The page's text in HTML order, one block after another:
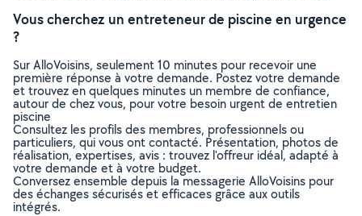
Vous cherchez un entreteneur de piscine en urgence
?
Sur AlloVoisins, seulement 10 minutes pour recevoir une
première réponse à votre demande. Postez votre demande
et trouvez en quelques minutes un membre de confiance,
autour de chez vous, pour votre besoin urgent de entretien
piscine
Consultez les profils des membres, professionnels ou
particuliers, qui vous ont contacté. Présentation, photos de
réalisation, expertises, avis : trouvez l'offreur idéal, adapté à
votre demande et à votre budget.
Conversez ensemble depuis la messagerie AlloVoisins pour
des échanges sécurisés et efficaces grâce aux outils
intégrés.